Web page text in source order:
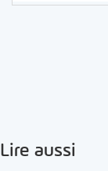
Lire aussi